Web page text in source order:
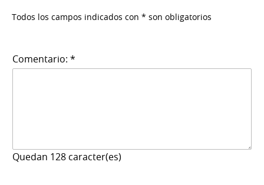
Todos los campos indicados con * son obligatorios
Comentario: *
Quedan 128 caracter(es)